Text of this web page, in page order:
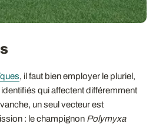
, il faut bien employer le pluriel,
qui affectent différemment
un seul vecteur est
: le champignon Polymyxa